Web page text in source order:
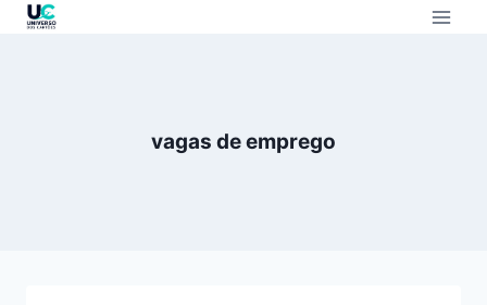
vagas de emprego